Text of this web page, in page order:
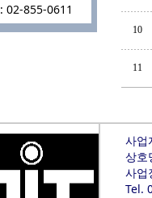
: 02-855-0611
10
11
사업
상호
사업
Tel.